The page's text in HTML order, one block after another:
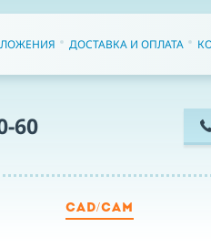
ДОСТАВКА И ОПЛАТА
60
CAD/CAM